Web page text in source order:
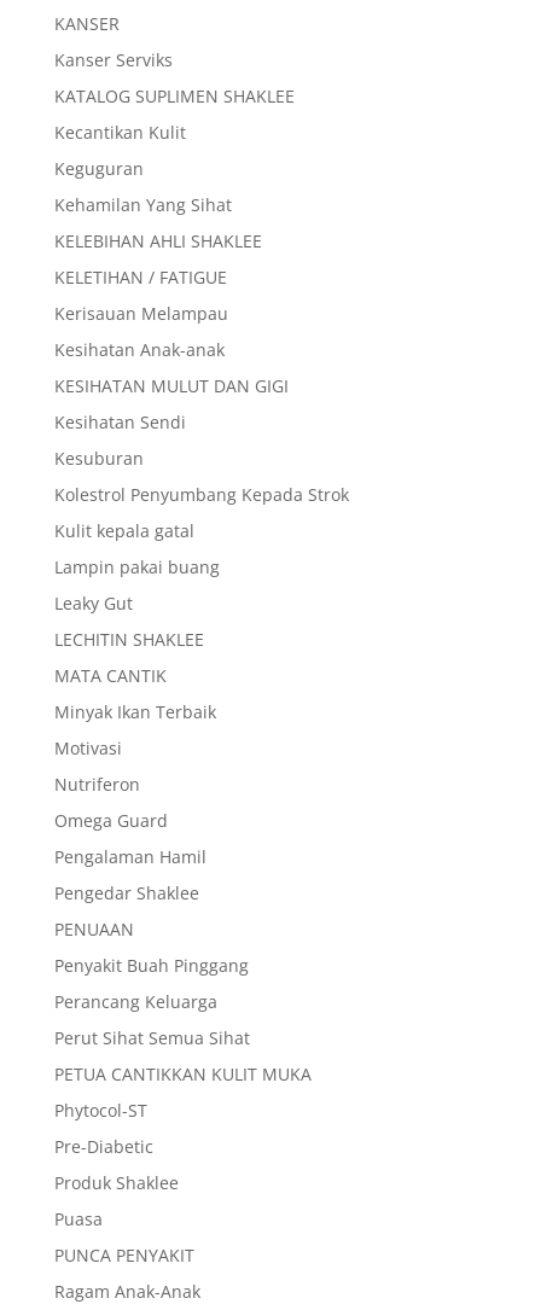
KANSER
Kanser Serviks
KATALOG SUPLIMEN SHAKLEE
Kecantikan Kulit
Keguguran
Kehamilan Yang Sihat
KELEBIHAN AHLI SHAKLEE
KELETIHAN / FATIGUE
Kerisauan Melampau
Kesihatan Anak-anak
KESIHATAN MULUT DAN GIGI
Kesihatan Sendi
Kesuburan
Kolestrol Penyumbang Kepada Strok
Kulit kepala gatal
Lampin pakai buang
Leaky Gut
LECHITIN SHAKLEE
MATA CANTIK
Minyak Ikan Terbaik
Motivasi
Nutriferon
Omega Guard
Pengalaman Hamil
Pengedar Shaklee
PENUAAN
Penyakit Buah Pinggang
Perancang Keluarga
Perut Sihat Semua Sihat
PETUA CANTIKKAN KULIT MUKA
Phytocol-ST
Pre-Diabetic
Produk Shaklee
Puasa
PUNCA PENYAKIT
Ragam Anak-Anak